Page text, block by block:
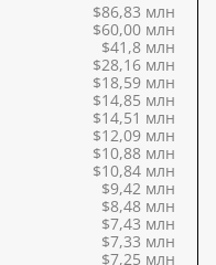
$86,83 млн
$60,00 млн
$41,8 млн
$28,16 млн
$18,59 млн
$14,85 млн
$14,51 млн
$12,09 млн
$10,88 млн
$10,84 млн
$9,42 млн
$8,48 млн
$7,43 млн
$7,33 млн
$7,25 млн